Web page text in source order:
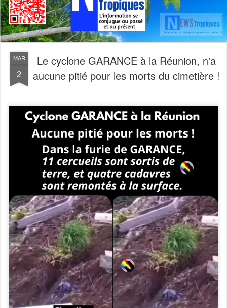
MAR
2
Le cyclone GARANCE à la Réunion, n'a
aucune pitié pour les morts du cimetière !